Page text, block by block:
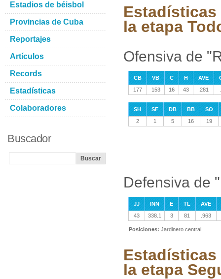
la etapa
Ofensiva de
CB VB C H AVE
177
153 16 43 .281
SH SF DB BB
SO
2
1 5 16 19
Defensiva de
JJ INN E TL
AVE
43
338.1 3 81 .963
Posiciones: Jardinero central
la etapa
Estadios de béisbol
Provincias de Cuba
Reportajes
Artículos
Records
Estadísticas
Colaboradores
Buscador